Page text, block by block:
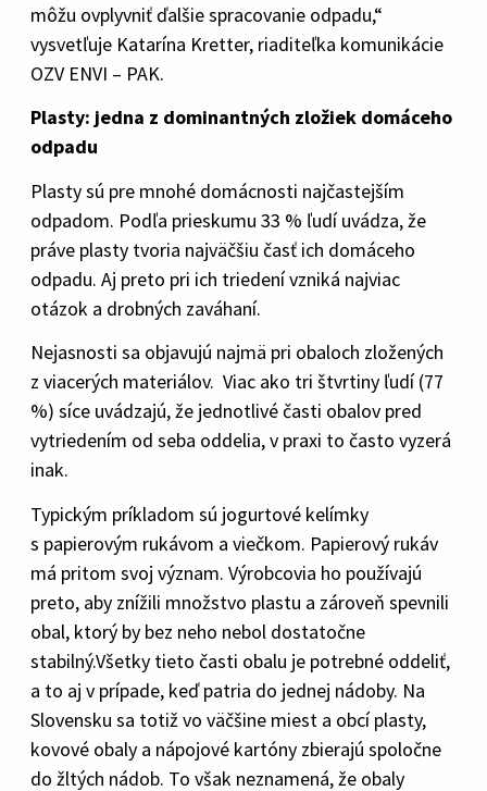
môžu ovplyvniť ďalšie spracovanie odpadu,“
vysvetľuje Katarína Kretter, riaditeľka komunikácie
OZV ENVI – PAK.
Plasty: jedna z dominantných zložiek domáceho
odpadu
Plasty sú pre mnohé domácnosti najčastejším
odpadom. Podľa prieskumu 33 % ľudí uvádza, že
práve plasty tvoria najväčšiu časť ich domáceho
odpadu. Aj preto pri ich triedení vzniká najviac
otázok a drobných zaváhaní.
Nejasnosti sa objavujú najmä pri obaloch zložených
z viacerých materiálov. Viac ako tri štvrtiny ľudí (77
%) síce uvádzajú, že jednotlivé časti obalov pred
vytriedením od seba oddelia, v praxi to často vyzerá
inak.
Typickým príkladom sú jogurtové kelímky
s papierovým rukávom a viečkom. Papierový rukáv
má pritom svoj význam. Výrobcovia ho používajú
preto, aby znížili množstvo plastu a zároveň spevnili
obal, ktorý by bez neho nebol dostatočne
stabilný.Všetky tieto časti obalu je potrebné oddeliť,
a to aj v prípade, keď patria do jednej nádoby. Na
Slovensku sa totiž vo väčšine miest a obcí plasty,
kovové obaly a nápojové kartóny zbierajú spoločne
do žltých nádob. To však neznamená, že obaly